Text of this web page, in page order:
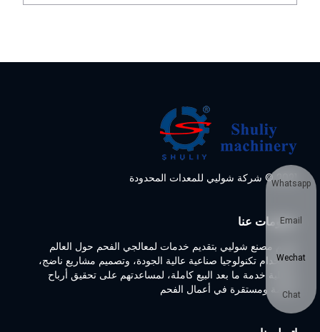
2021 © شركة شوليي للمعدات المحدودة
معلومات عنا
تلتزم مصنع شوليي بتقديم خدمات لمعالجي الفحم حول العالم
باستخدام تكنولوجيا صناعية عالية الجودة، وتصميم مشاريع ناضج،
وعملية خدمة ما بعد البيع كاملة، لمساعدتهم على تحقيق أرباح
ضخمة ومستقرة في أعمال الفحم
Whatsapp
Email
Wechat
Chat